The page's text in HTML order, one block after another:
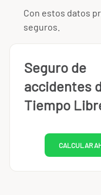
Con estos datos
seguros.
Seguro de
accidentes
Tiempo
CALCULAR